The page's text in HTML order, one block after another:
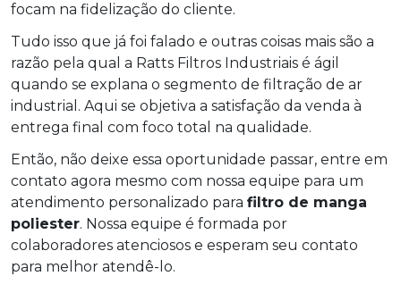
focam na fidelização do cliente.
Tudo isso que já foi falado e outras coisas mais são a
razão pela qual a Ratts Filtros Industriais é ágil
quando se explana o segmento de filtração de ar
industrial. Aqui se objetiva a satisfação da venda à
entrega final com foco total na qualidade.
Então, não deixe essa oportunidade passar, entre em
contato agora mesmo com nossa equipe para um
atendimento personalizado para filtro de manga
poliester. Nossa equipe é formada por
colaboradores atenciosos e esperam seu contato
para melhor atendê-lo.